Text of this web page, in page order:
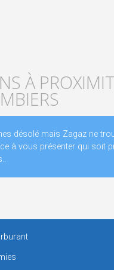
À
désolé mais Zagaz ne
à vous présenter qui soit